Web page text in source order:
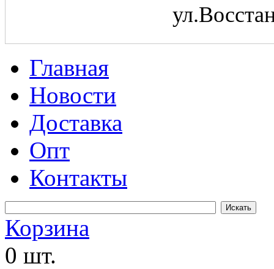
Главная
Новости
Доставка
Опт
Контакты
Корзина
0 шт.